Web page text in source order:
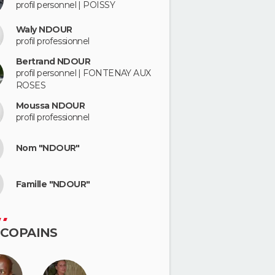
profil personnel | POISSY
Waly NDOUR
profil professionnel
Bertrand NDOUR
profil personnel | FONTENAY AUX
ROSES
Moussa NDOUR
profil professionnel
Nom "NDOUR"
Famille "NDOUR"